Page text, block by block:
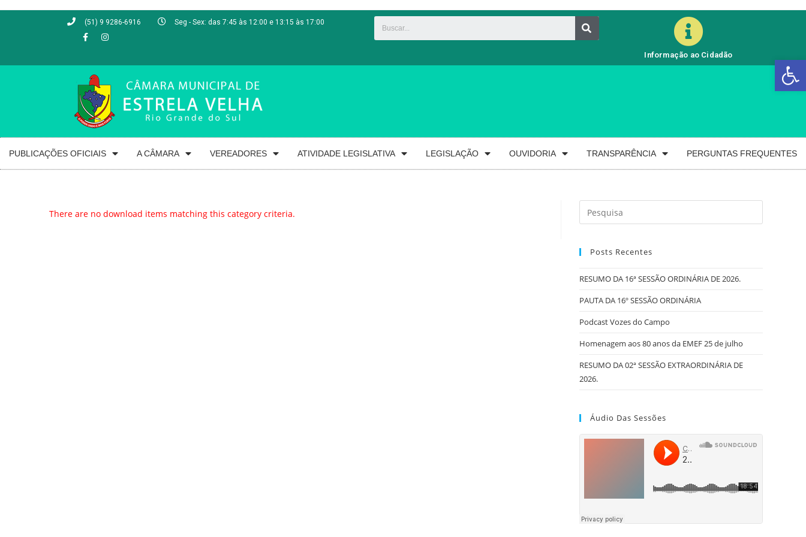
Barra de Ferramentas Aberta
(51) 9 9286-6916 Seg - Sex: das 7:45 às 12:00 e 13:15 às 17:00
Informação ao Cidadão
PUBLICAÇÕES OFICIAIS A CÂMARA VEREADORES ATIVIDADE LEGISLATIVA LEGISLAÇÃO OUVIDORIA TRANSPARÊNCIA PERGUNTAS FREQUENTES
There are no download items matching this category criteria.
Posts Recentes
RESUMO DA 16ª SESSÃO ORDINÁRIA DE 2026.
PAUTA DA 16º SESSÃO ORDINÁRIA
Podcast Vozes do Campo
Homenagem aos 80 anos da EMEF 25 de julho
RESUMO DA 02ª SESSÃO EXTRAORDINÁRIA DE
2026.
Áudio Das Sessões